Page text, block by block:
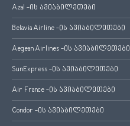
Azal -ის ავიაბილეთები
Belavia Airline -ის ავიაბილეთები
Aegean Airlines -ის ავიაბილეთები
SunExpress -ის ავიაბილეთები
Air France -ის ავიაბილეთები
Condor -ის ავიაბილეთები